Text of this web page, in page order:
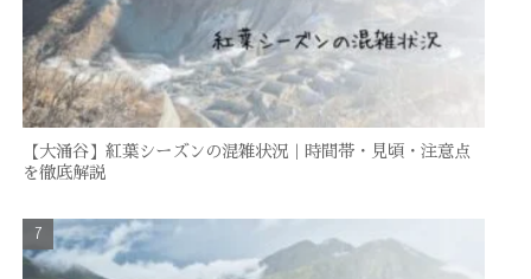
【大涌谷】紅葉シーズンの混雑状況｜時間帯・見頃・注意点
を徹底解説